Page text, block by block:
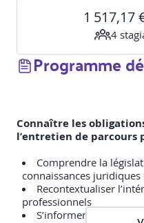
1 517,17
4
Programme
Connaître les
l’entretien de parcours
Comprendre la
connaissances
Recontextualiser
professionnels
S’informer des